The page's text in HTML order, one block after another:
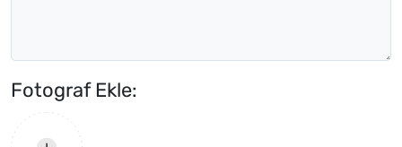
Fotograf Ekle: